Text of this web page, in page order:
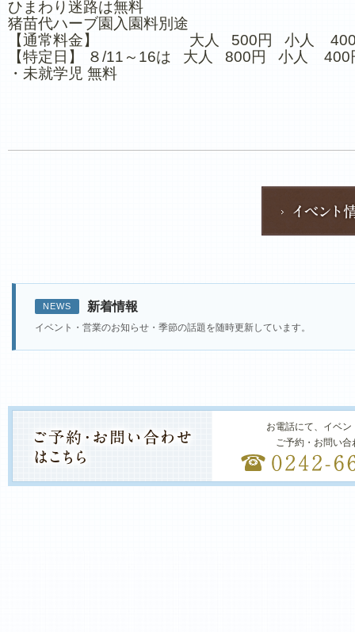
ひまわり迷路は無料
猪苗代ハーブ園入園料別途
【通常料金】 大人 500円 小人 400
【特定日】 ８/11～16は 大人 800円 小人 400
・未就学児 無料
NEWS 新着情報
イベント・営業のお知らせ・季節の話題を随時更新しています。
お電話にて、イベ
ご予約・お問い